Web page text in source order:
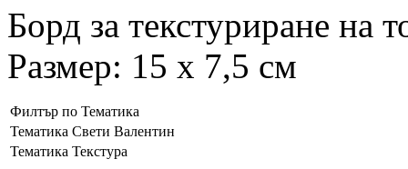
Борд за текстуриране на
Размер: 15 x 7,5 см
Филтър по Тематика
Тематика Свети Валентин
Тематика Текстура